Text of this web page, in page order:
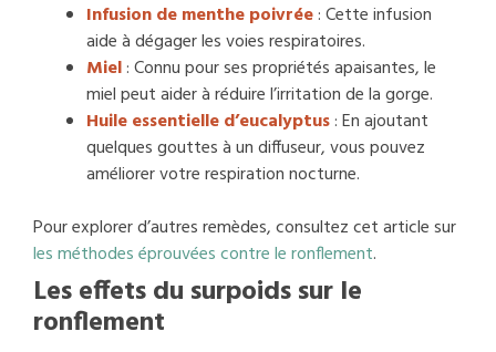
Infusion de menthe poivrée: Cette infusion
aide à dégager les voies respiratoires.
Miel: Connu pour ses propriétés apaisantes, le
miel peut aider à réduire l’irritation de la gorge.
Huile essentielle d’eucalyptus: En ajoutant
quelques gouttes à un diffuseur, vous pouvez
améliorer votre respiration nocturne.
Pour explorer d’autres remèdes, consultez cet article sur
les méthodes éprouvées contre le ronflement.
Les effets du surpoids sur le
ronflement